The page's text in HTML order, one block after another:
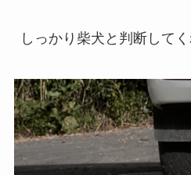
しっかり柴犬と判断して